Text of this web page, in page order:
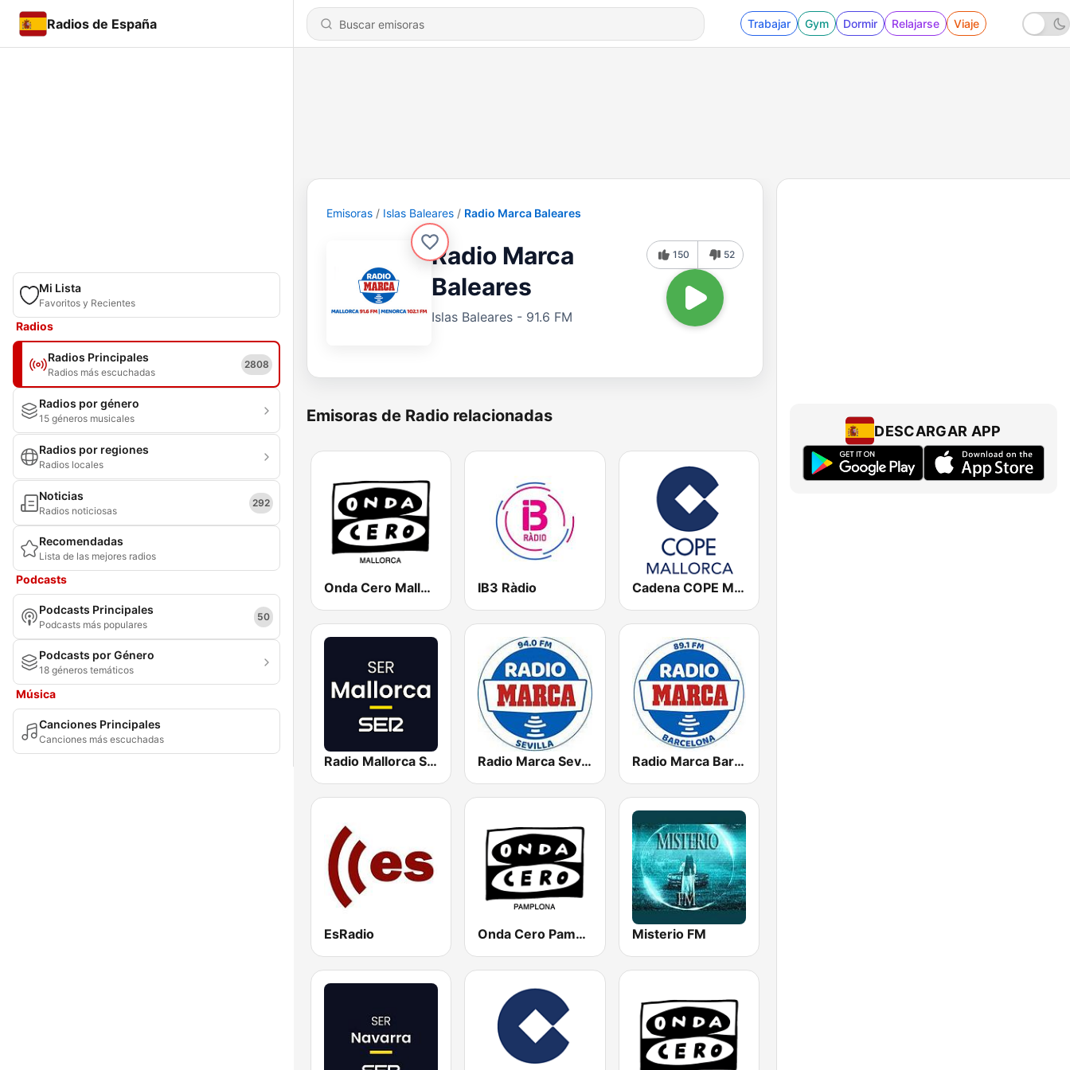
Radios de España Trabajar Gym Dormir Relajarse Viaje
Mi Lista
Favoritos y Recientes
Radios
Radios Principales
Radios más escuchadas
2808
Radios por género
15 géneros musicales
Radios por regiones
Radios locales
Noticias
Radios noticiosas
292
Recomendadas
Lista de las mejores radios
Podcasts
Podcasts Principales
Podcasts más populares
50
Podcasts por Género
18 géneros temáticos
Música
Canciones Principales
Canciones más escuchadas
Emisoras Islas Baleares Radio Marca Baleares
Radio Marca
Baleares
Islas Baleares - 91.6 FM
150 52
Emisoras de Radio relacionadas
Onda Cero Mallorca IB3 Ràdio Cadena COPE Mallorca
Radio Mallorca SER Radio Marca Sevilla Radio Marca Barcelona
EsRadio Onda Cero Pamplona Misterio FM
DESCARGAR APP